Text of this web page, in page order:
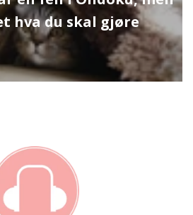
hva du skal gjøre